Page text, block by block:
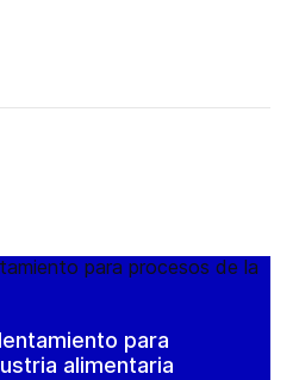
para
alimentaria